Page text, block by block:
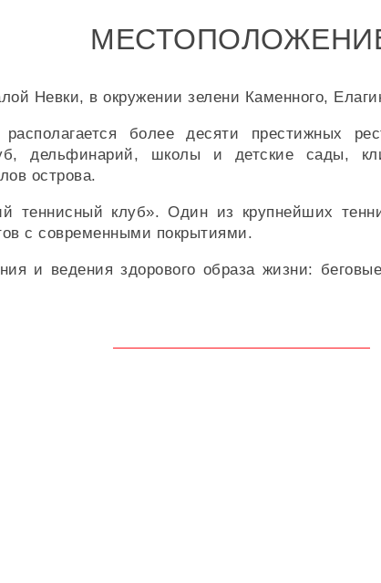
Невки, в окружении зелени Каменного,
более десяти престижных
дельфинарий, школы и детские сады,
острова.
теннисный клуб». Один из крупнейших
с современными покрытиями.
и ведения здорового образа жизни: